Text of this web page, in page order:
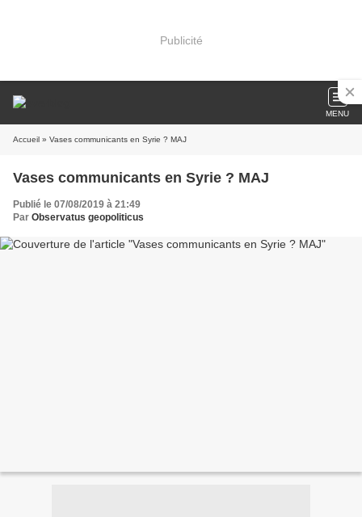
Publicité
MENU
Accueil » Vases communicants en Syrie ? MAJ
Vases communicants en Syrie ? MAJ
Publié le 07/08/2019 à 21:49
Par Observatus geopoliticus